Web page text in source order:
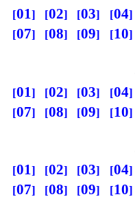
01 02 03 04
07
08 09 10
01 02 03 04
07
08 09 10
01 02 03 04
07
08 09 10